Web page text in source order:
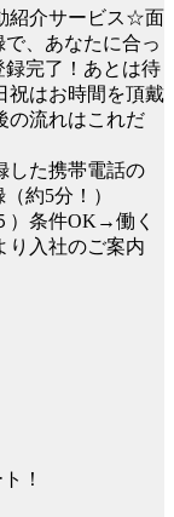
紹介サービス☆面
、あなたに合っ
録完了！あとは待
祝はお時間を頂戴
の流れはこれだ
した携帯電話の
約5分！）
）条件OK→働く
り入社のご案内
！